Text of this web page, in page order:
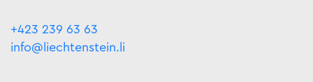
+423 239 63 63
info@liechtenstein.li